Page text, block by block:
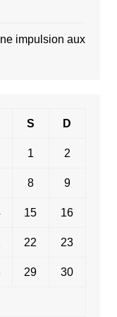
impulsion aux
S D
1 2
8 9
15 16
22 23
29 30